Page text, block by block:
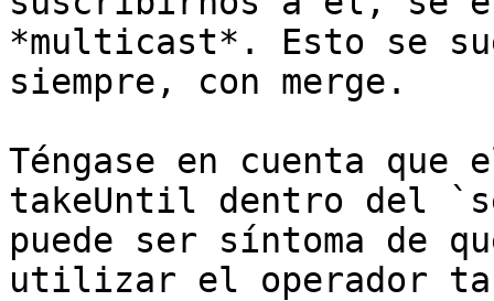
*multicast*. Esto se
siempre, con merge.
Téngase en cuenta
takeUntil dentro del
puede ser síntoma de
utilizar el operador